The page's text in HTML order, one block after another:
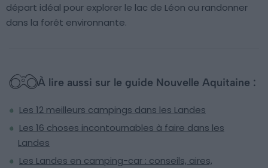
départ idéal pour explorer le lac de Léon ou randonner
dans la forêt environnante.
À lire aussi sur le guide Nouvelle Aquitaine :
Les 12 meilleurs campings dans les Landes
Les 16 choses incontournables à faire dans les
Landes
Les Landes en camping-car : conseils, aires,